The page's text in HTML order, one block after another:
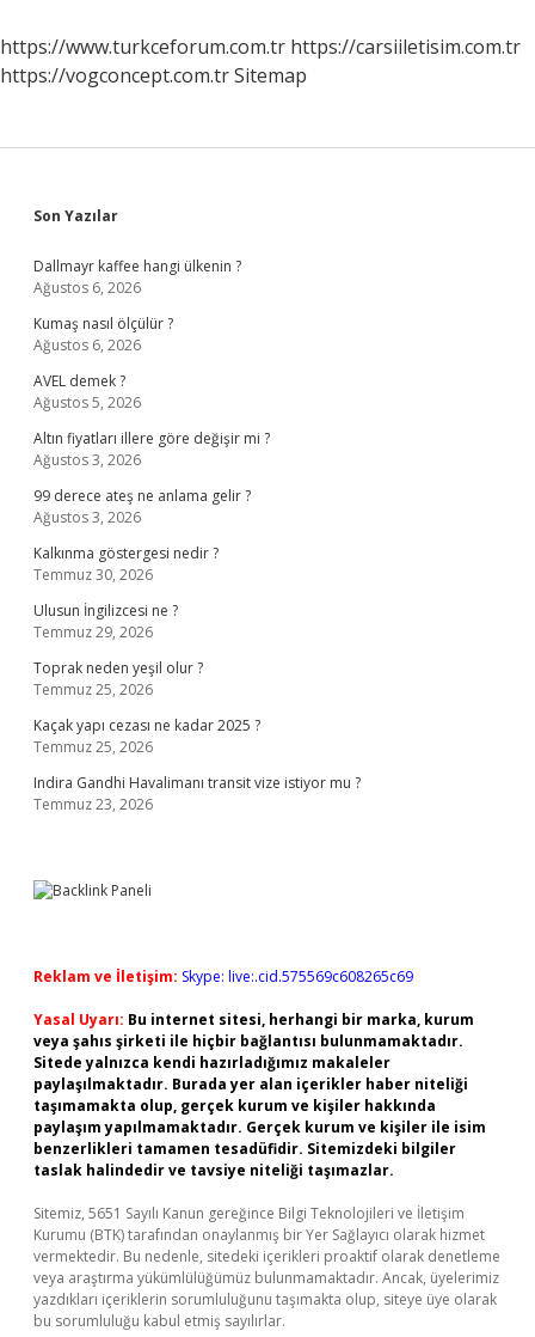
https://www.turkceforum.com.tr https://carsiiletisim.com.tr
https://vogconcept.com.trSitemap
Sidebar
Son Yazılar
Dallmayr kaffee hangi ülkenin ?
Ağustos 6, 2026
Kumaş nasıl ölçülür ?
Ağustos 6, 2026
AVEL demek ?
Ağustos 5, 2026
Altın fiyatları illere göre değişir mi ?
Ağustos 3, 2026
99 derece ateş ne anlama gelir ?
Ağustos 3, 2026
Kalkınma göstergesi nedir ?
Temmuz 30, 2026
Ulusun İngilizcesi ne ?
Temmuz 29, 2026
Toprak neden yeşil olur ?
Temmuz 25, 2026
Kaçak yapı cezası ne kadar 2025 ?
Temmuz 25, 2026
Indira Gandhi Havalimanı transit vize istiyor mu ?
Temmuz 23, 2026
Reklam ve İletişim: Skype: live:.cid.575569c608265c69
Yasal Uyarı: Bu internet sitesi, herhangi bir marka, kurum
veya şahıs şirketi ile hiçbir bağlantısı bulunmamaktadır.
Sitede yalnızca kendi hazırladığımız makaleler
paylaşılmaktadır. Burada yer alan içerikler haber niteliği
taşımamakta olup, gerçek kurum ve kişiler hakkında
paylaşım yapılmamaktadır. Gerçek kurum ve kişiler ile isim
benzerlikleri tamamen tesadüfidir. Sitemizdeki bilgiler
taslak halindedir ve tavsiye niteliği taşımazlar.
Sitemiz, 5651 Sayılı Kanun gereğince Bilgi Teknolojileri ve İletişim
Kurumu (BTK) tarafından onaylanmış bir Yer Sağlayıcı olarak hizmet
vermektedir. Bu nedenle, sitedeki içerikleri proaktif olarak denetleme
veya araştırma yükümlülüğümüz bulunmamaktadır. Ancak, üyelerimiz
yazdıkları içeriklerin sorumluluğunu taşımakta olup, siteye üye olarak
bu sorumluluğu kabul etmiş sayılırlar.